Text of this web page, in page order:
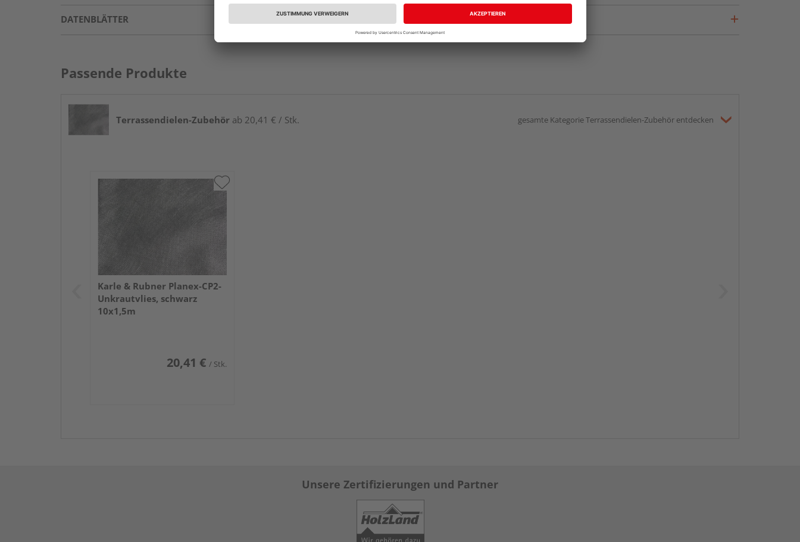
DATENBLÄTTER
Passende Produkte
Terrassendielen-Zubehör ab 20,41 € / Stk. gesamte Kategorie Terrassendielen-Zubehör entdecken
Karle & Rubner Planex-CP2-
Unkrautvlies, schwarz
10x1,5m
20,41 € / Stk.
Unsere Zertifizierungen und Partner